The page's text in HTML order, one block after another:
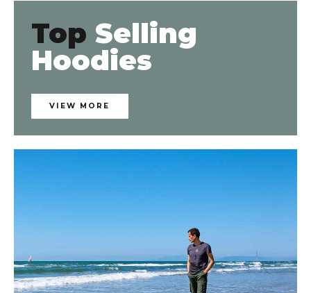
Top Selling
Hoodies
VIEW MORE
KM41.98